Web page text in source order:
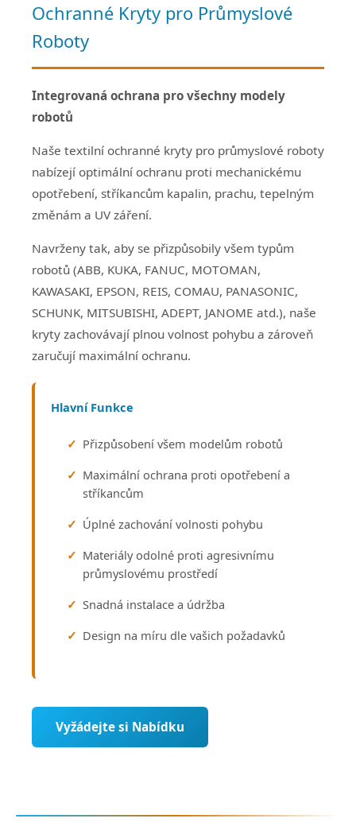
Ochranné Kryty pro Průmyslové
Roboty
Integrovaná ochrana pro všechny modely
robotů
Naše textilní ochranné kryty pro průmyslové roboty
nabízejí optimální ochranu proti mechanickému
opotřebení, stříkancům kapalin, prachu, tepelným
změnám a UV záření.
Navrženy tak, aby se přizpůsobily všem typům
robotů (ABB, KUKA, FANUC, MOTOMAN,
KAWASAKI, EPSON, REIS, COMAU, PANASONIC,
SCHUNK, MITSUBISHI, ADEPT, JANOME atd.), naše
kryty zachovávají plnou volnost pohybu a zároveň
zaručují maximální ochranu.
Hlavní Funkce
Přizpůsobení všem modelům robotů
Maximální ochrana proti opotřebení a
stříkancům
Úplné zachování volnosti pohybu
Materiály odolné proti agresivnímu
průmyslovému prostředí
Snadná instalace a údržba
Design na míru dle vašich požadavků
Vyžádejte si Nabídku